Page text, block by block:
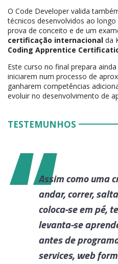
O Code Developer valida
técnicos desenvolvidos ao
prova de conceito e de um
certificação internacional da
Coding Apprentice
Este curso no final prepara
iniciarem num processo de
ganharem competências
evoluir no desenvolvimento de
TESTEMUNHOS
que antes de
gatinha,
cai,
de novo, também
azure, web
etc.. é necessário